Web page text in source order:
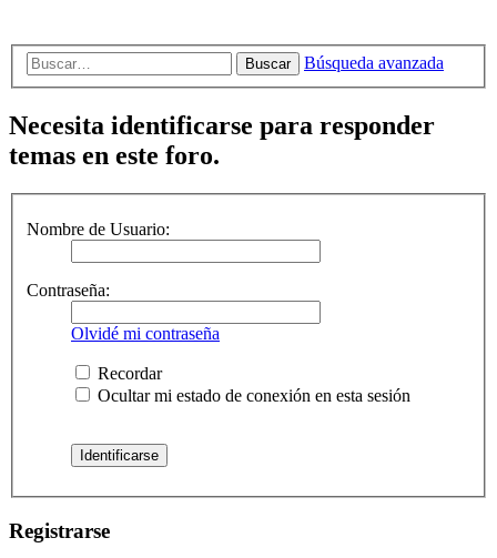
Buscar Búsqueda avanzada
Necesita identificarse para responder
temas en este foro.
Nombre de Usuario:
Contraseña:
Olvidé mi contraseña
Recordar
Ocultar mi estado de conexión en esta sesión
Registrarse